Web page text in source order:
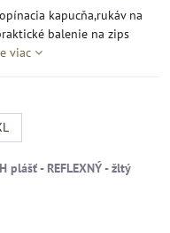
kapucňa,rukáv na
balenie na zips
viac